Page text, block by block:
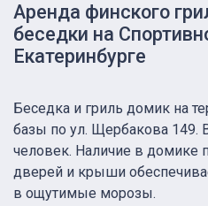
Аренда финского
беседки на
Екатеринбурге
Беседка и гриль домик на
базы по ул. Щербакова 149.
человек. Наличие в домике
дверей и крыши
в ощутимые морозы.